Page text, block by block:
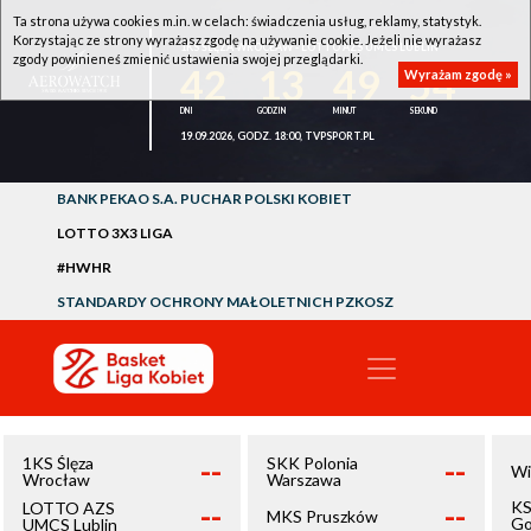
1KS ŚLĘZA WROCŁAW - LOTTO AZS UMCS LUBLIN
54
19.09.2026, GODZ. 18:00, TVPSPORT.PL
BANK PEKAO S.A. PUCHAR POLSKI KOBIET
LOTTO 3X3 LIGA
#HWHR
STANDARDY OCHRONY MAŁOLETNICH PZKOSZ
1KS Ślęza
Wrocław
--
LOTTO AZS
UMCS Lublin
--
SKK Polonia
Warszawa
--
MKS Pruszków --
Ta strona używa cookies m.in. w celach: świadczenia usług, reklamy, statystyk.
Korzystając ze strony wyrażasz zgodę na używanie cookie. Jeżeli nie wyrażasz
zgody powinieneś zmienić ustawienia swojej przeglądarki.
Wyrażam zgodę »